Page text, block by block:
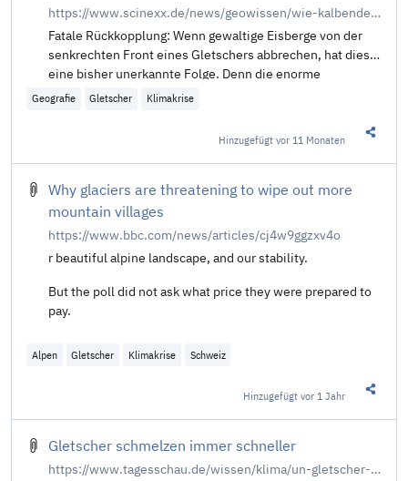
beschleunigen das Abtauen der Gletscherfrontenhttps://www.scinexx.de/news/geowissen/wie-kalbende-eisberge-ihrem-gletscher-schaden/
Fatale Rückkopplung: Wenn gewaltige Eisberge von der
senkrechten Front eines Gletschers abbrechen, hat dies
eine bisher unerkannte Folge. Denn die enorme
Geografie Gletscher Klimakrise
Hinzugefügtvor 11 Monaten
Why glaciers are threatening to wipe out more
mountain villages
https://www.bbc.com/news/articles/cj4w9ggzxv4o
r beautiful alpine landscape, and our stability.
But the poll did not ask what price they were prepared to
pay.
Alpen Gletscher Klimakrise Schweiz
Hinzugefügtvor 1 Jahr
Gletscher schmelzen immer schneller
https://www.tagesschau.de/wissen/klima/un-gletscher-schmelze-100.html